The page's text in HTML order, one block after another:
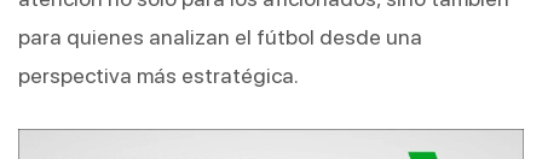
para quienes analizan el fútbol desde una
perspectiva más estratégica.